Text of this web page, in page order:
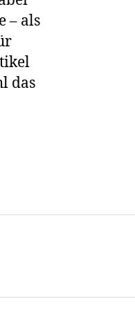
– als
das